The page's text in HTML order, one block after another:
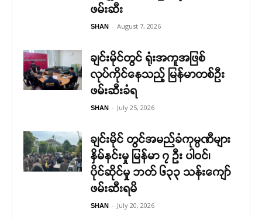
ဖမ်းဆီး
SHAN - August 7, 2026
ချင်းမိုင်တွင် ရုံးအကူအဖြစ်
လုပ်ကိုင်နေသည့် မြန်မာတစ်ဦး
ဖမ်းဆီးခံရ
SHAN - July 25, 2026
ချင်းမိုင် တွင်အမည်ခံကုမ္ပဏီများ
နှိမ်နင်းမှု မြန်မာ ၇ ဦး ပါဝင်၊
ပိုင်ဆိုင်မှု ဘတ် ၆၃၃ သန်းကျော်
ဖမ်းဆီးရမိ
SHAN - July 20, 2026